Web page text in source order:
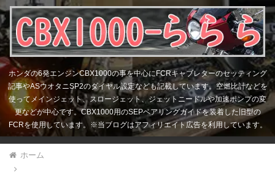
ホンダの6発エンジンCBX1000の事を中心にFCRキャブレターのセッティング
記事やASウオタニSP2のダイヤル設定なども記載しています。空燃比計などを
使ってメインジェット、スロージェット、ジェットニードルや加速ポンプの変
更などが中心です。CBX1000用のSEPベアリングガイドを装着した旧型の
FCRを使用しています。※当ブログはアフィリエイト広告を利用しています。
ホーム